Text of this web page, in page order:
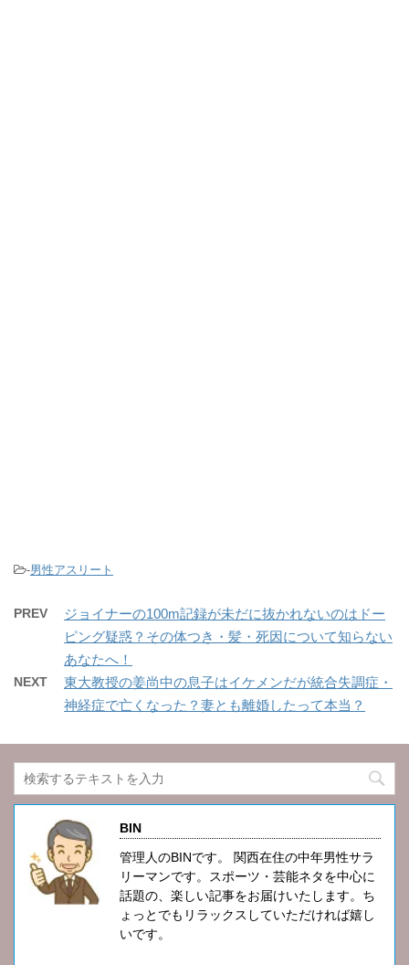
-男性アスリート
PREV
ジョイナーの100m記録が未だに抜かれないのはドー
ピング疑惑？その体つき・髪・死因について知らない
あなたへ！
NEXT
東大教授の姜尚中の息子はイケメンだが統合失調症・
神経症で亡くなった？妻とも離婚したって本当？
BIN
管理人のBINです。 関西在住の中年男性サラ
リーマンです。スポーツ・芸能ネタを中心に
話題の、楽しい記事をお届けいたします。ち
ょっとでもリラックスしていただければ嬉し
いです。